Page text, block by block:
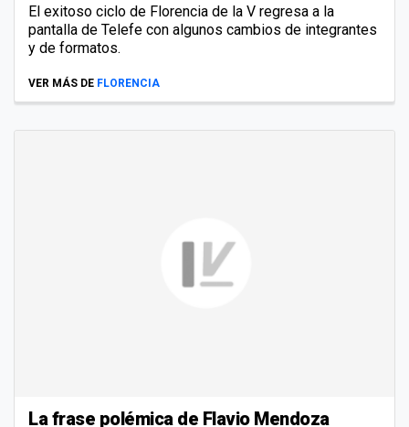
El exitoso ciclo de Florencia de la V regresa a la
pantalla de Telefe con algunos cambios de integrantes
y de formatos.
VER MÁS DE FLORENCIA
La frase polémica de Flavio Mendoza